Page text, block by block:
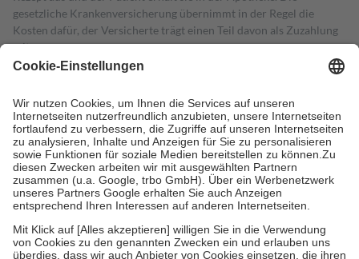
gesetzliche Krankenversicherung übernimmt in der Regel die
Kosten dafür, der Versicherte trägt einen Teil davon als Zuzahlung
mit.
Grundsätzlich leisten Mitglieder Zuzahlungen in Höhe von zehn
höchstens zehn Euro.
Es sind jedoch nie mehr als die tatsächlichen
Kosten der Leistung zu entrichten.
Diese Regeln gelten grundsätzlich auch für Online-Apotheken.
Bei Heilmitteln und häuslicher Krankenpflege beträgt die
Zuzahlung zehn Prozent der Kosten sowie zehn Euro je
Verordnung.
Um das Engagement der Versicherten für ihre eigene Gesundheit zu
stärken und die besondere Stellung der Familie zu unterstützen,
fallenkeine Zuzahlungenan bei:
• Kindern und Jugendlichen bis zum vollendeten 18. Lebensjahr